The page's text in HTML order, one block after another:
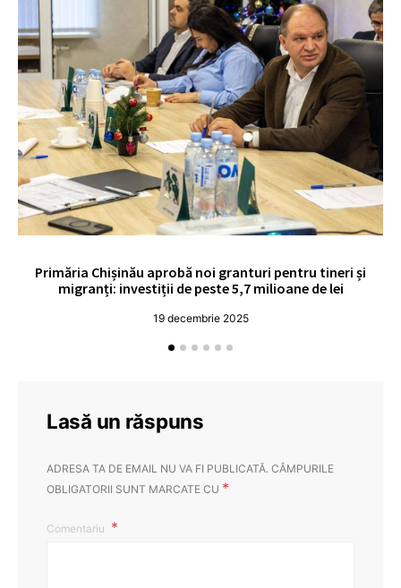
Primăria Chișinău aprobă noi granturi pentru tineri și
migranți: investiții de peste 5,7 milioane de lei
19 decembrie 2025
Lasă un răspuns
ADRESA TA DE EMAIL NU VA FI PUBLICATĂ. CÂMPURILE
OBLIGATORII SUNT MARCATE CU *
Comentariu